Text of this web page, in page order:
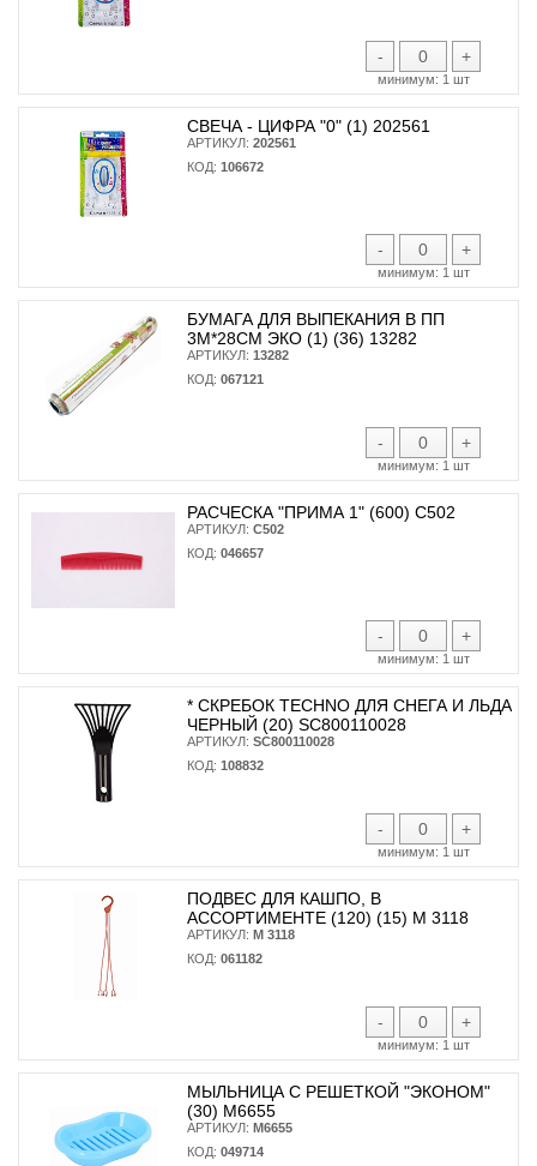
- +
минимум: 1 шт
СВЕЧА - ЦИФРА "0" (1) 202561
АРТИКУЛ: 202561
КОД: 106672
- +
минимум: 1 шт
БУМАГА ДЛЯ ВЫПЕКАНИЯ В ПП
3М*28СМ ЭКО (1) (36) 13282
АРТИКУЛ: 13282
КОД: 067121
- +
минимум: 1 шт
РАСЧЕСКА "ПРИМА 1" (600) С502
АРТИКУЛ: С502
КОД: 046657
- +
минимум: 1 шт
* CКРЕБОК TECHNO ДЛЯ СНЕГА И ЛЬДА
ЧЕРНЫЙ (20) SC800110028
АРТИКУЛ: SC800110028
КОД: 108832
- +
минимум: 1 шт
ПОДВЕС ДЛЯ КАШПО, В
АССОРТИМЕНТЕ (120) (15) М 3118
АРТИКУЛ: М 3118
КОД: 061182
- +
минимум: 1 шт
МЫЛЬНИЦА С РЕШЕТКОЙ "ЭКОНОМ"
(30) М6655
АРТИКУЛ: М6655
КОД: 049714